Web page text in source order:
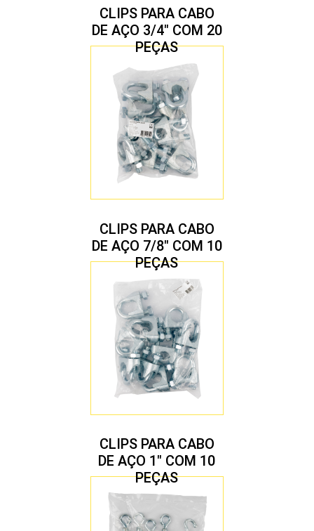
CLIPS PARA CABO
DE AÇO 3/4″ COM 20
PEÇAS
CLIPS PARA CABO
DE AÇO 7/8″ COM 10
PEÇAS
CLIPS PARA CABO
DE AÇO 1″ COM 10
PEÇAS